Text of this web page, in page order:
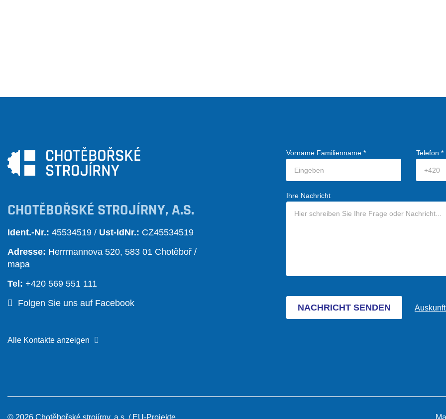
CHOTĚBOŘSKÉ STROJÍRNY, A.S.
Ident.-Nr.: 45534519 / Ust-IdNr.: CZ45534519
Adresse: Herrmannova 520, 583 01 Chotěboř /
mapa
Tel: +420 569 551 111
Folgen Sie uns auf Facebook
Alle Kontakte anzeigen
Vorname Familienname * Telefon *
Ihre Nachricht
NACHRICHT SENDEN